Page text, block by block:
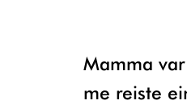
Mamma var på besøk denne veka, og
me reiste